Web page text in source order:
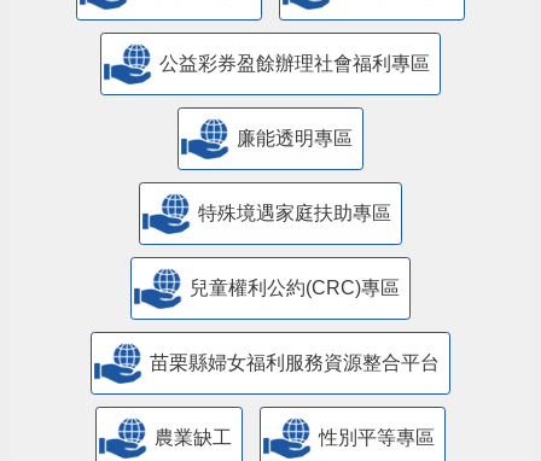
公益彩券盈餘辦理社會福利專區
廉能透明專區
特殊境遇家庭扶助專區
兒童權利公約(CRC)專區
苗栗縣婦女福利服務資源整合平台
農業缺工 性別平等專區